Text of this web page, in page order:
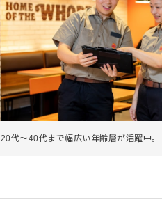
20代～40代まで幅広い年齢層が活躍中。